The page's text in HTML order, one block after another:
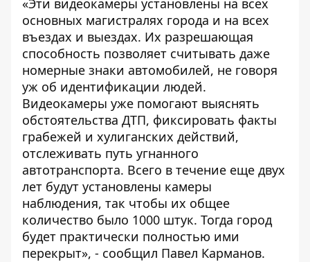
«Эти видеокамеры установлены на всех
основных магистралях города и на всех
въездах и выездах. Их разрешающая
способность позволяет считывать даже
номерные знаки автомобилей, не говоря
уж об идентификации людей.
Видеокамеры уже помогают выяснять
обстоятельства ДТП, фиксировать факты
грабежей и хулиганских действий,
отслеживать путь угнанного
автотранспорта. Всего в течение еще двух
лет будут установлены камеры
наблюдения, так чтобы их общее
количество было 1000 штук. Тогда город
будет практически полностью ими
перекрыт», - сообщил Павел Карманов.